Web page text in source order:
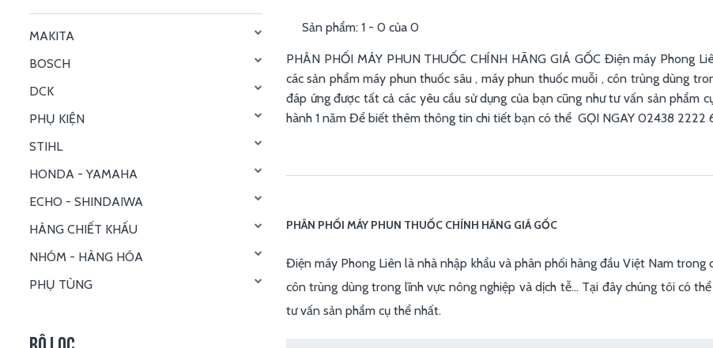
MAKITA
BOSCH
DCK
PHỤ KIỆN
STIHL
HONDA - YAMAHA
ECHO - SHINDAIWA
HÀNG CHIẾT KHẤU
NHÓM - HÀNG HÓA
PHỤ TÙNG
Sản phẩm: 1 - 0 của 0
PHÂN PHỐI MÁY PHUN THUỐC CHÍNH HÃNG GIÁ GỐC Điện máy Phong
các sản phẩm máy phun thuốc sâu , máy phun thuốc muỗi , côn trùng dùng
đáp ứng được tất cả các yêu cầu sử dụng của bạn cũng như tư vấn sản
hành 1 năm Để biết thêm thông tin chi tiết bạn có thể GỌI NGAY 02438 2222
PHÂN PHỐI MÁY PHUN THUỐC CHÍNH HÃNG GIÁ GỐC
Điện máy Phong Liên là nhà nhập khẩu và phân phối hàng đầu Việt Nam trong
côn trùng dùng trong lĩnh vực nông nghiệp và dịch tễ... Tại đây chúng tôi có
tư vấn sản phẩm cụ thể nhất.